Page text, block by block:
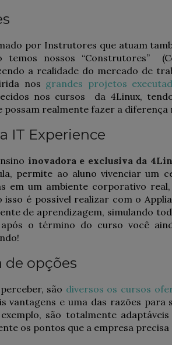
por Instrutores que atuam
temos nossos “Construtores”
a realidade do mercado de
nos grandes projetos
nos cursos da 4Linux,
possam realmente fazer a
IT Experience
inovadora e exclusiva da
permite ao aluno vivenciar um
em um ambiente corporativo
isso é possível realizar com o
de aprendizagem, simulando
o término do curso você
de opções
são diversos os cursos
vantagens e uma das razões para
são totalmente
os pontos que a empresa